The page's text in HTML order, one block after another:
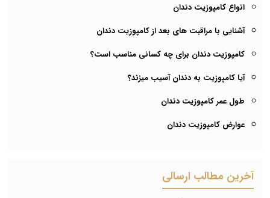
انواع کامپوزیت دندان
آشنایی با مراقبت های بعد از کامپوزیت دندان
کامپوزیت دندان برای چه کسانی مناسب است؟
آیا کامپوزیت به دندان آسیب میزند؟
طول عمر کامپوزیت دندان
عوارض کامپوزیت دندان
آخرین مطالب ارسالی